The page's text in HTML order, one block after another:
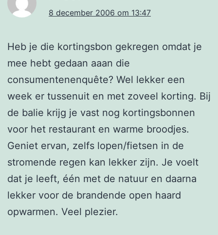
8 december 2006 om 13:47
Heb je die kortingsbon gekregen omdat je
mee hebt gedaan aaan die
consumentenenquête? Wel lekker een
week er tussenuit en met zoveel korting. Bij
de balie krijg je vast nog kortingsbonnen
voor het restaurant en warme broodjes.
Geniet ervan, zelfs lopen/fietsen in de
stromende regen kan lekker zijn. Je voelt
dat je leeft, één met de natuur en daarna
lekker voor de brandende open haard
opwarmen. Veel plezier.